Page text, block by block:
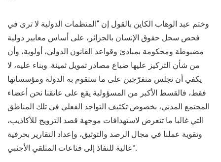
وختم عبد الوهاب الكاين بالقول إن “المنظمات الدولية لا ترى في
فحص سجل حقوق الإنسان بالجزائر، على أساس معايير دولية
مضبوطة ومحكومة بمبادئ وقواعد القانون الدولي، أولوية، وأن
من شأن التركيز عليها ضياع مصادر تمويل ثمينة. وبناء عليه، لا
يكفي أن نجلس متفرّجين على ما ستقوم به الدولة ومؤسساتها
فقط، فالقسط الأكبر من المسؤولية يقع على عاتقنا نحن أعضاء
المجتمع المدني، بخصوص تكثيف التواجد الفعلي في تلك المناطق
التي غالبا ما تتعرض لاستهدافات موجهة قصد الترويج للأكاذيب،
وتقوية عملنا في مجال الرصد والتوثيق، وإعداد التقارير بحرفية
عالية للنفاذ إلى قناعات المتلقي الأجنبي”.